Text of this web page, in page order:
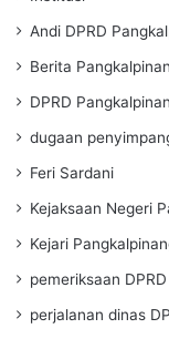
Andi DPRD
Berita
DPRD
dugaan
Feri Sardani
Kejaksaan Negeri
Kejari
pemeriksaan
perjalanan dinas